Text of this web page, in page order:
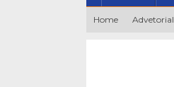
Home Advetorial